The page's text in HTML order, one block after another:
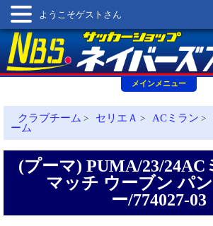
メインメニュー
ようこそゲストさん
クラブチーム > セリエＡ > ACミラン >
ーム
(プーマ) PUMA/23/24AC
マッチ ウーブン パ
ー/774027-03